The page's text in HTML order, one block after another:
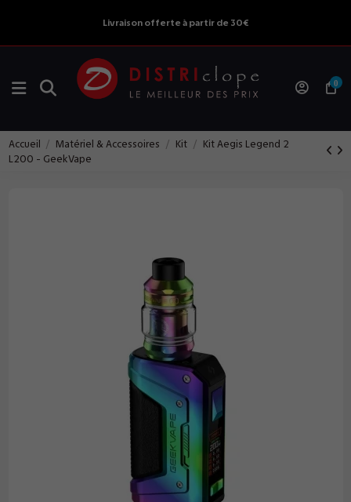
Livraison offerte à partir de 30€
0
Accueil Matériel & Accessoires Kit
Kit Aegis Legend 2
L200 - GeekVape